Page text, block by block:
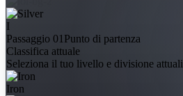
I
Passaggio 01 Punto di partenza
Classifica attuale
Seleziona il tuo livello e divisione attuali
Iron